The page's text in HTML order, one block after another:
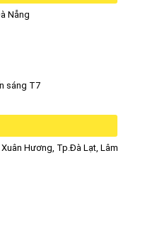
Nẵng
sáng T7
Hương, Tp.Đà Lạt, Lâm